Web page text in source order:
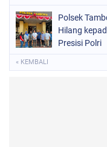
Polsek
Hilang
Presisi Polri
« KEMBALI